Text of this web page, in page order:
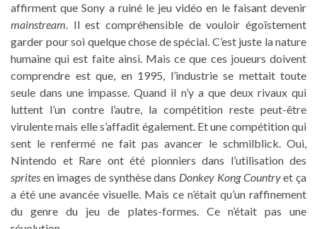
affirment que Sony a ruiné le jeu vidéo en le faisant devenir
mainstream. Il est compréhensible de vouloir égoïstement
garder pour soi quelque chose de spécial. C’est juste la nature
humaine qui est faite ainsi. Mais ce que ces joueurs doivent
comprendre est que, en 1995, l’industrie se mettait toute
seule dans une impasse. Quand il n’y a que deux rivaux qui
luttent l’un contre l’autre, la compétition reste peut-être
virulente mais elle s’affadit également. Et une compétition qui
sent le renfermé ne fait pas avancer le schmilblick. Oui,
Nintendo et Rare ont été pionniers dans l’utilisation des
sprites en images de synthèse dans Donkey Kong Countryet ça
a été une avancée visuelle. Mais ce n’était qu’un raffinement
du genre du jeu de plates-formes. Ce n’était pas une